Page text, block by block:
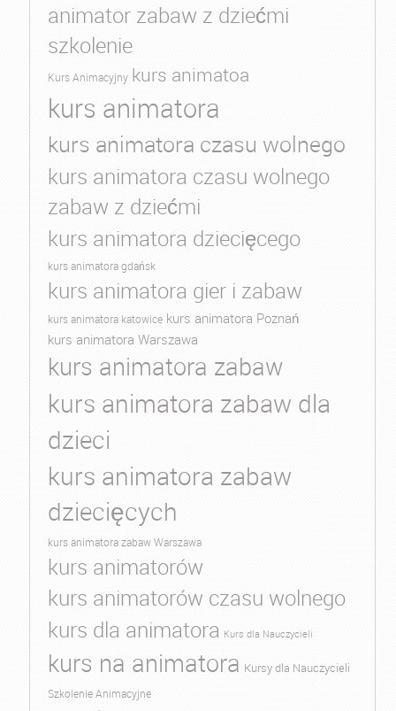
animator zabaw z dziećmi
szkolenie
Kurs Animacyjny kurs animatoa
kurs animatora
kurs animatora czasu wolnego
kurs animatora czasu wolnego
zabaw z dziećmi
kurs animatora dziecięcego
kurs animatora gdańsk
kurs animatora gier i zabaw
kurs animatora katowice kurs animatora Poznań
kurs animatora Warszawa
kurs animatora zabaw
kurs animatora zabaw dla
dzieci
kurs animatora zabaw
dziecięcych
kurs animatora zabaw Warszawa
kurs animatorów
kurs animatorów czasu wolnego
kurs dla animatora Kurs dla Nauczycieli
kurs na animatora Kursy dla Nauczycieli
Szkolenie Animacyjne